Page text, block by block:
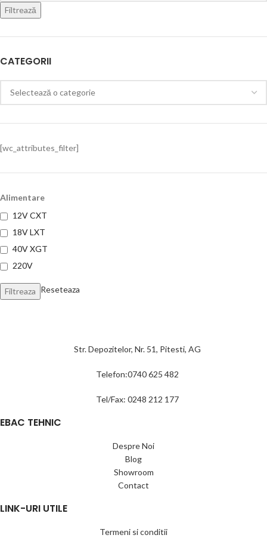
Filtrează
CATEGORII
[wc_attributes_filter]
Alimentare
12V CXT
18V LXT
40V XGT
220V
Filtreaza Reseteaza
Str. Depozitelor, Nr. 51, Pitesti, AG
Telefon:0740 625 482
Tel/Fax: 0248 212 177
EBAC TEHNIC
Despre Noi
Blog
Showroom
Contact
LINK-URI UTILE
Termeni si conditii